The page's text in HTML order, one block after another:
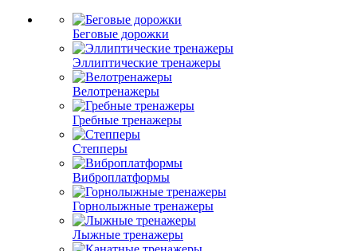
Беговые дорожки
Эллиптические тренажеры
Велотренажеры
Гребные тренажеры
Степперы
Виброплатформы
Горнолыжные тренажеры
Лыжные тренажеры